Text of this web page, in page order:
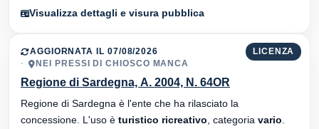
Visualizza dettagli e visura pubblica
LICENZA
AGGIORNATA IL 07/08/2026
NEI PRESSI DI CHIOSCO MANCA
Regione di Sardegna, A. 2004, N. 64OR
Regione di Sardegna è l'ente che ha rilasciato la
concessione. L'uso è turistico ricreativo , categoria vario